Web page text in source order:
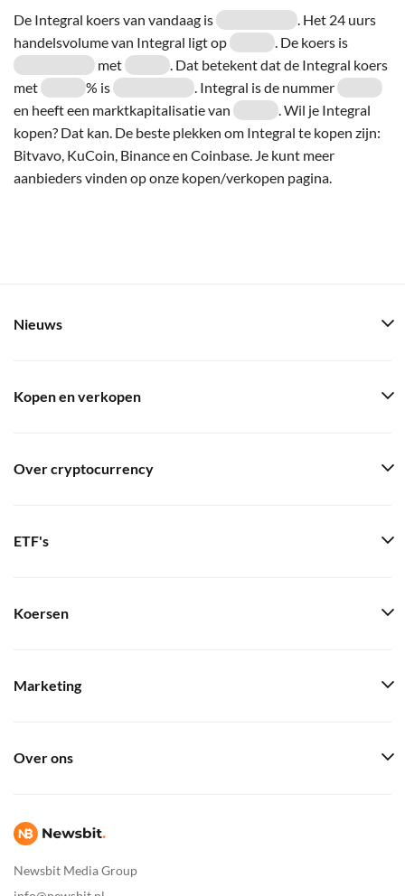
De Integral koers van vandaag is
. Het 24 uurs
handelsvolume van Integral ligt op
. De koers is
met
. Dat betekent dat de Integral koers
met
% is
. Integral is de nummer
en heeft een marktkapitalisatie van
. Wil je Integral
kopen? Dat kan. De beste plekken om Integral te kopen zijn:
Bitvavo, KuCoin, Binance en Coinbase. Je kunt meer
aanbieders vinden op onze kopen/verkopen pagina.
Newsbit Media Group
Nieuws
Kopen en verkopen
Over cryptocurrency
ETF's
Koersen
Marketing
Over ons